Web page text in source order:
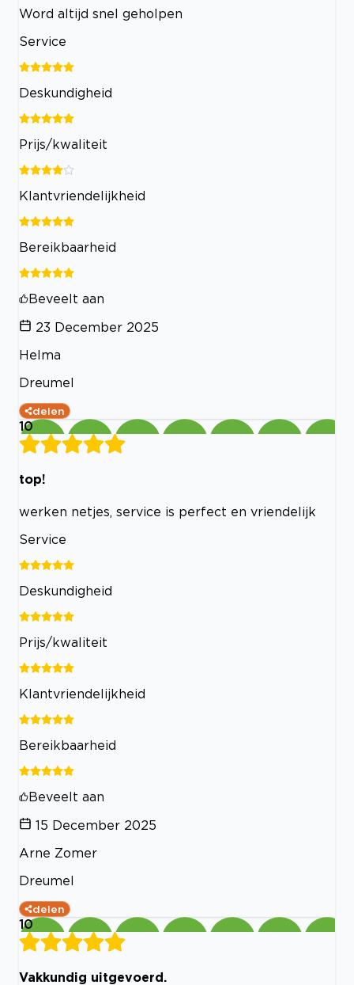
Word altijd snel geholpen
Service
Deskundigheid
Prijs/kwaliteit
Klantvriendelijkheid
Bereikbaarheid
Beveelt aan
23 December 2025
Helma
Dreumel
delen
10
top!
werken netjes, service is perfect en vriendelijk
Service
Deskundigheid
Prijs/kwaliteit
Klantvriendelijkheid
Bereikbaarheid
Beveelt aan
15 December 2025
Arne Zomer
Dreumel
delen
10
Vakkundig uitgevoerd.